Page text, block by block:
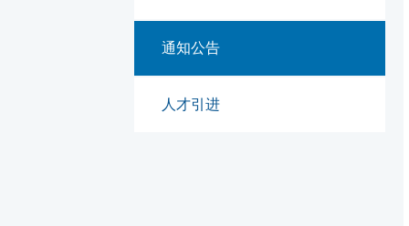
通知公告
人才引进